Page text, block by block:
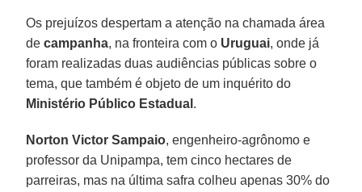
Os prejuízos despertam a atenção na chamada área
decampanha, na fronteira com o Uruguai, onde já
foram realizadas duas audiências públicas sobre o
tema, que também é objeto de um inquérito do
Ministério Público Estadual .
Norton Victor Sampaio, engenheiro-agrônomo e
professor da Unipampa, tem cinco hectares de
parreiras, mas na última safra colheu apenas 30% do